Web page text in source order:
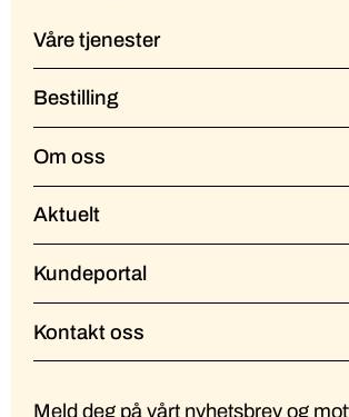
Meld deg på vårt nyhetsbrev og
Våre tjenester
Bestilling
Om oss
Aktuelt
Kundeportal
Kontakt oss